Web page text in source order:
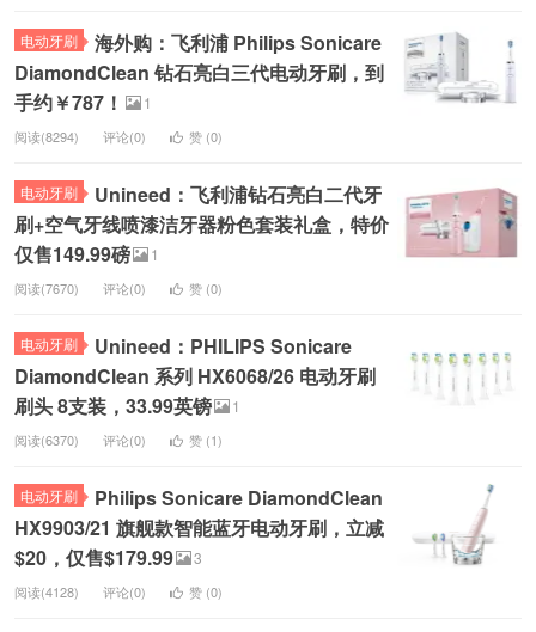
电动牙刷
海外购：飞利浦 Philips Sonicare
DiamondClean 钻石亮白三代电动牙刷，到
手约￥787！
1
阅读(8294) 评论(0) 赞 (0)
电动牙刷
Unineed：飞利浦钻石亮白二代牙
刷+空气牙线喷漆洁牙器粉色套装礼盒，特价
仅售149.99磅
1
阅读(7670) 评论(0) 赞 (0)
电动牙刷
Unineed：PHILIPS Sonicare
DiamondClean 系列 HX6068/26 电动牙刷
刷头 8支装，33.99英镑
1
阅读(6370) 评论(0) 赞 (1)
电动牙刷
Philips Sonicare DiamondClean
HX9903/21 旗舰款智能蓝牙电动牙刷，立减
$20，仅售$179.99
3
阅读(4128) 评论(0) 赞 (0)